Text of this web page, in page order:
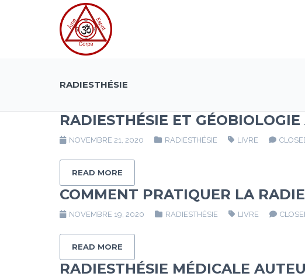
RADIESTHÉSIE
RADIESTHÉSIE ET
NOVEMBRE 21, 2020 RADIESTHÉSIE LIVRE
READ MORE
COMMENT PRATIQUER LA
NOVEMBRE 19, 2020 RADIESTHÉSIE LIVRE
READ MORE
RADIESTHÉSIE MÉDICALE